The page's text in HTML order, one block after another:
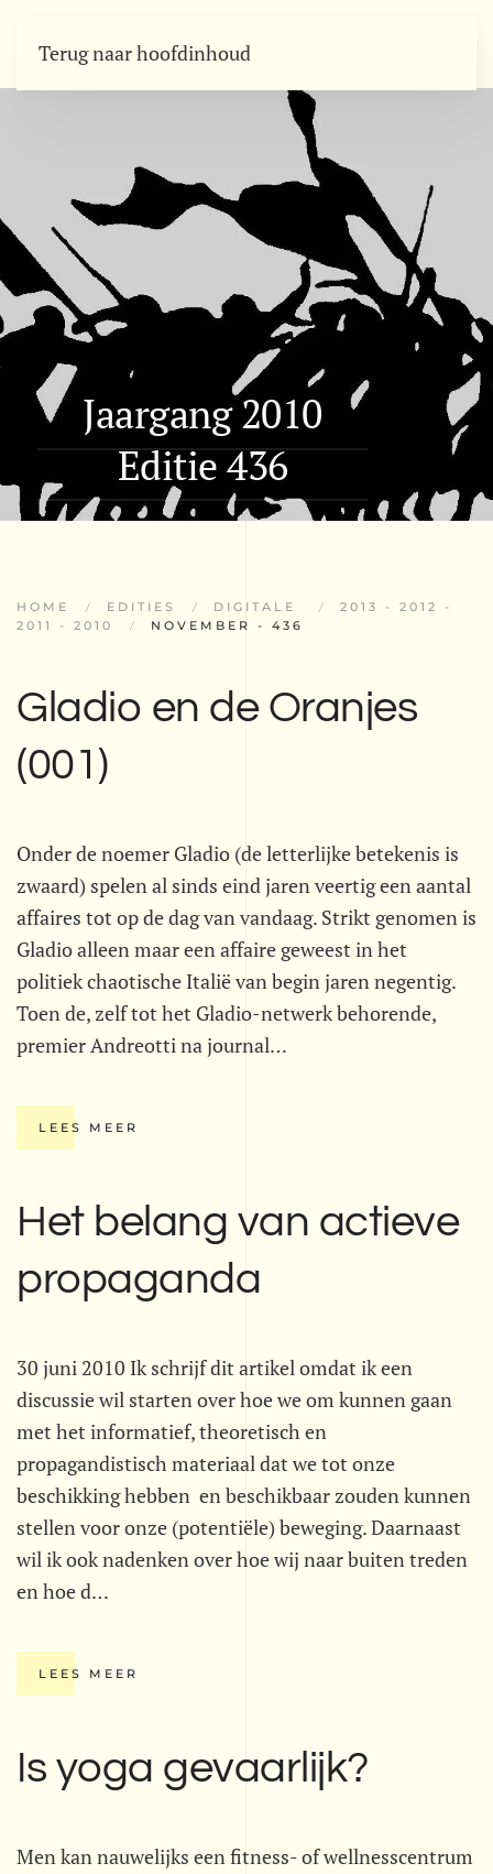
Terug naar hoofdinhoud
Jaargang 2010
Editie 436
HOME EDITIES DIGITALE
2013 - 2012 -
2011 - 2010
NOVEMBER - 436
Gladio en de Oranjes
(001)
Onder de noemer Gladio (de letterlijke betekenis is
zwaard) spelen al sinds eind jaren veertig een aantal
affaires tot op de dag van vandaag. Strikt genomen is
Gladio alleen maar een affaire geweest in het
politiek chaotische Italië van begin jaren negentig.
Toen de, zelf tot het Gladio-netwerk behorende,
premier Andreotti na journal…
LEES MEER
Het belang van actieve
propaganda
30 juni 2010 Ik schrijf dit artikel omdat ik een
discussie wil starten over hoe we om kunnen gaan
met het informatief, theoretisch en
propagandistisch materiaal dat we tot onze
beschikking hebben  en beschikbaar zouden kunnen
stellen voor onze (potentiële) beweging. Daarnaast
wil ik ook nadenken over hoe wij naar buiten treden
en hoe d…
LEES MEER
Is yoga gevaarlijk?
Men kan nauwelijks een fitness- of wellnesscentrum